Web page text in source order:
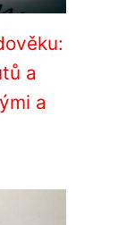
a
a